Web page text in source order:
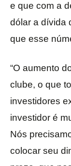
e que com a
dólar a dívida
que esse
“O aumento
clube, o que
investidores
investidor é
Nós
colocar seu